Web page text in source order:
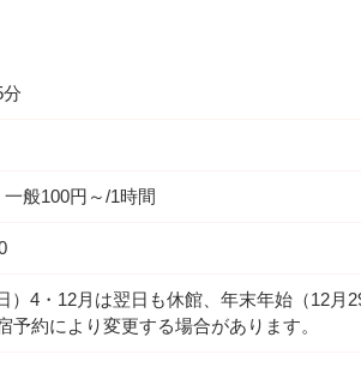
般100円～/1時間
）4・12月は翌日も休館、年末年始（12月
約により変更する場合があります。